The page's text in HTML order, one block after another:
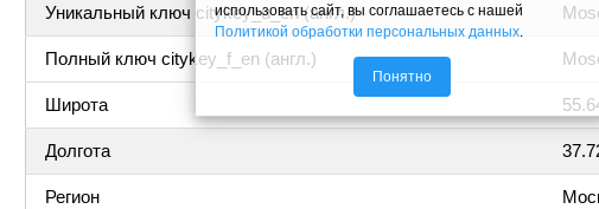
Уникальный ключ citykey_u_en (англ.)
Полный ключ citykey_f_en (англ.)
Широта
Долгота
Регион
использовать сайт, вы соглашаетесь с нашей
Политикой обработки персональных данных
Понятно